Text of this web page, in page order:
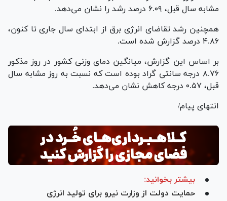
مشابه سال قبل، ۶.۰۹ درصد رشد را نشان می‌دهد.
همچنین رشد تقاضای انرژی برق از ابتدای سال جاری تا کنون،
۴.۸۶ درصد گزارش شده است.
بر اساس این گزارش، میانگین دمای وزنی کشور در روز مذکور
۸.۷۶ درجه سانتی گراد بوده است که نسبت به روز مشابه سال
قبل، ۰.۵۷ درجه کاهش نشان می‌دهد.
انتهای پیام/
بیشتر بخوانید:
حمایت دولت از وزارت نیرو برای تولید انرژی